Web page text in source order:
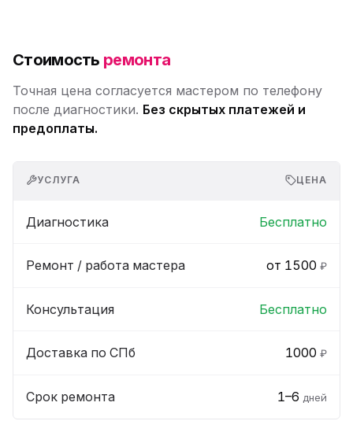
Стоимость ремонта
Точная цена согласуется мастером по телефону
после диагностики. Без скрытых платежей и
предоплаты.
УСЛУГА ЦЕНА
Диагностика Бесплатно
Ремонт / работа мастера от 1500 ₽
Консультация Бесплатно
Доставка по СПб 1000 ₽
Срок ремонта 1–6 дней